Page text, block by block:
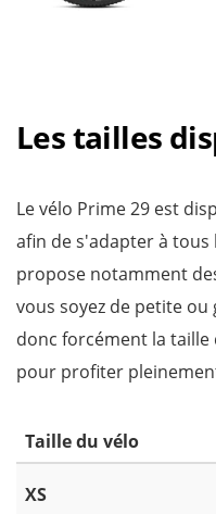
Les tailles
Le vélo Prime 29 est
afin de s'adapter à tous
propose notamment
vous soyez de petite
donc forcément la
pour profiter
Taille du vélo
XS